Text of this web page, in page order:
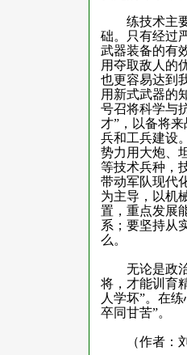
练技术主要
础。只有经过
武器装备的有
用夺取敌人的
也更容易达到
用新式武器的
号召将科学与
才”，以备将
兵和工兵建设
势力用大炮、
等技术兵种，
带动军队现代
为主导，以机
置，重点发展
系；要坚持从
么。
无论是政治
将，才能训育
人学坏”。在
卒同甘苦”。
（作者：刘